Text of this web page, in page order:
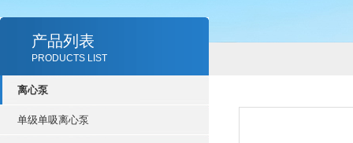
产品列表
PRODUCTS LIST
离心泵
单级单吸离心泵